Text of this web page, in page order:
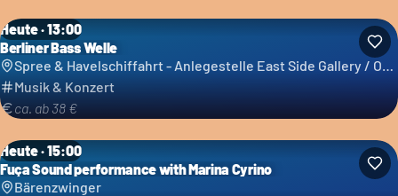
Heute · 13:00
Berliner Bass Welle
Spree & Havelschiffahrt - Anlegestelle East Side Gallery / Ostbahnhof - Reederei Grimm & Lindecke GbR
Musik & Konzert
ca. ab 38 €
Heute · 15:00
Fuça Sound performance with Marina Cyrino
Bärenzwinger